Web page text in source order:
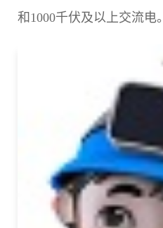
和1000千伏及以上交流电。